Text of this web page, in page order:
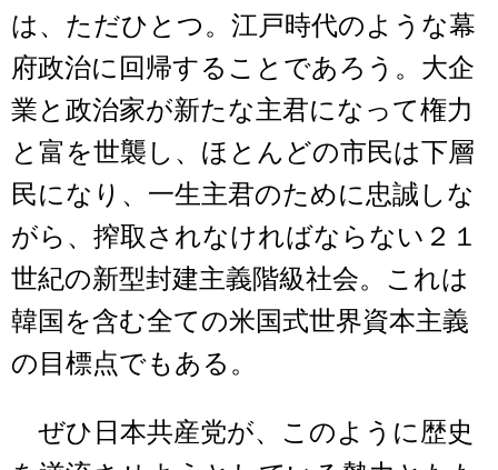
は、ただひとつ。江戸時代のような幕
府政治に回帰することであろう。大企
業と政治家が新たな主君になって権力
と富を世襲し、ほとんどの市民は下層
民になり、一生主君のために忠誠しな
がら、搾取されなければならない２１
世紀の新型封建主義階級社会。これは
韓国を含む全ての米国式世界資本主義
の目標点でもある。
ぜひ日本共産党が、このように歴史